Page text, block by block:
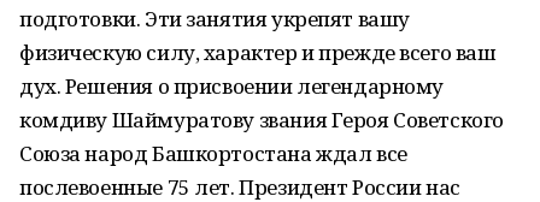
подготовки. Эти занятия укрепят вашу
физическую силу, характер и прежде всего ваш
дух. Решения о присвоении легендарному
комдиву Шаймуратову звания Героя Советского
Союза народ Башкортостана ждал все
послевоенные 75 лет. Президент России нас